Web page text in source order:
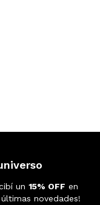
un 15% OFF en
novedades!